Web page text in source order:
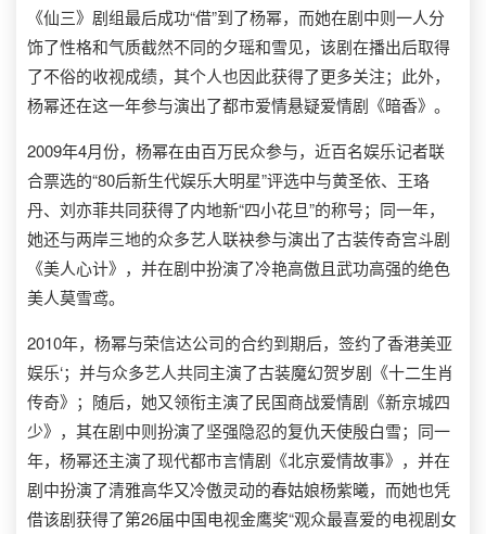
《仙三》剧组最后成功“借”到了杨幂，而她在剧中则一人分
饰了性格和气质截然不同的夕瑶和雪见，该剧在播出后取得
了不俗的收视成绩，其个人也因此获得了更多关注；此外，
杨幂还在这一年参与演出了都市爱情悬疑爱情剧《暗香》。
2009年4月份，杨幂在由百万民众参与，近百名娱乐记者联
合票选的“80后新生代娱乐大明星”评选中与黄圣依、王珞
丹、刘亦菲共同获得了内地新“四小花旦”的称号；同一年，
她还与两岸三地的众多艺人联袂参与演出了古装传奇宫斗剧
《美人心计》，并在剧中扮演了冷艳高傲且武功高强的绝色
美人莫雪鸢。
2010年，杨幂与荣信达公司的合约到期后，签约了香港美亚
娱乐‘；并与众多艺人共同主演了古装魔幻贺岁剧《十二生肖
传奇》；随后，她又领衔主演了民国商战爱情剧《新京城四
少》，其在剧中则扮演了坚强隐忍的复仇天使殷白雪；同一
年，杨幂还主演了现代都市言情剧《北京爱情故事》，并在
剧中扮演了清雅高华又冷傲灵动的春姑娘杨紫曦，而她也凭
借该剧获得了第26届中国电视金鹰奖“观众最喜爱的电视剧女